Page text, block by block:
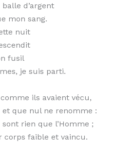
d’argent
mon sang.
nuit
fusil
je suis parti.
ils avaient vécu,
et que nul ne renomme :
rien que l’Homme ;
corps faible et vaincu.